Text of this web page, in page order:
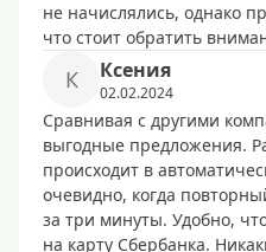
не начислялись, однако
что стоит обратить
К Ксения
02.02.2024
Сравнивая с другими
выгодные предложения.
происходит в
очевидно, когда
за три минуты. Удобно,
на карту Сбербанка.